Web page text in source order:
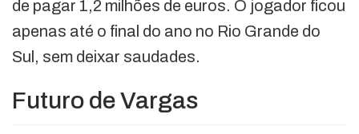
de pagar 1,2 milhões de euros. O jogador ficou
apenas até o final do ano no Rio Grande do
Sul, sem deixar saudades.
Futuro de Vargas